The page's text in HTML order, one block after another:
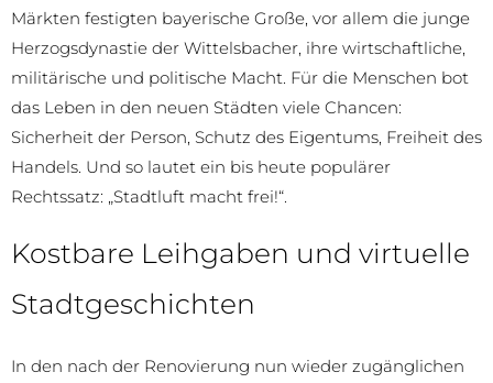
Märkten festigten bayerische Große, vor allem die junge
Herzogsdynastie der Wittelsbacher, ihre wirtschaftliche,
militärische und politische Macht. Für die Menschen bot
das Leben in den neuen Städten viele Chancen:
Sicherheit der Person, Schutz des Eigentums, Freiheit des
Handels. Und so lautet ein bis heute populärer
Rechtssatz: „Stadtluft macht frei!“.
Kostbare Leihgaben und virtuelle
Stadtgeschichten
In den nach der Renovierung nun wieder zugänglichen